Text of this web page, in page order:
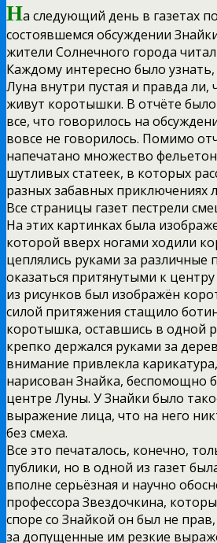
На следующий день в газетах
состоявшемся обсуждении
жители Солнечного города
Каждому интересно было
Луна внутри пустая и правда ли,
живут коротышки. В отчёте
все, что говорилось на
вовсе не говорилось. Помимо
напечатано множество
шутливых статеек, в которых
разных забавных приключениях
Все страницы газет пестрели
На этих картинках была
которой вверх ногами ходили
цеплялись руками за различные
оказаться притянутыми к
из рисунков был изображён
силой притяжения стащило
коротышка, оставшись в одной
крепко держался руками за
внимание привлекла
нарисован Знайка, беспомощно
центре Луны. У Знайки было
выражение лица, что на него
без смеха.
Все это печаталось, конечно,
публики, но в одной из газет
вполне серьёзная и научно
профессора Звездочкина,
споре со Знайкой он был не
за допущенные им резкие